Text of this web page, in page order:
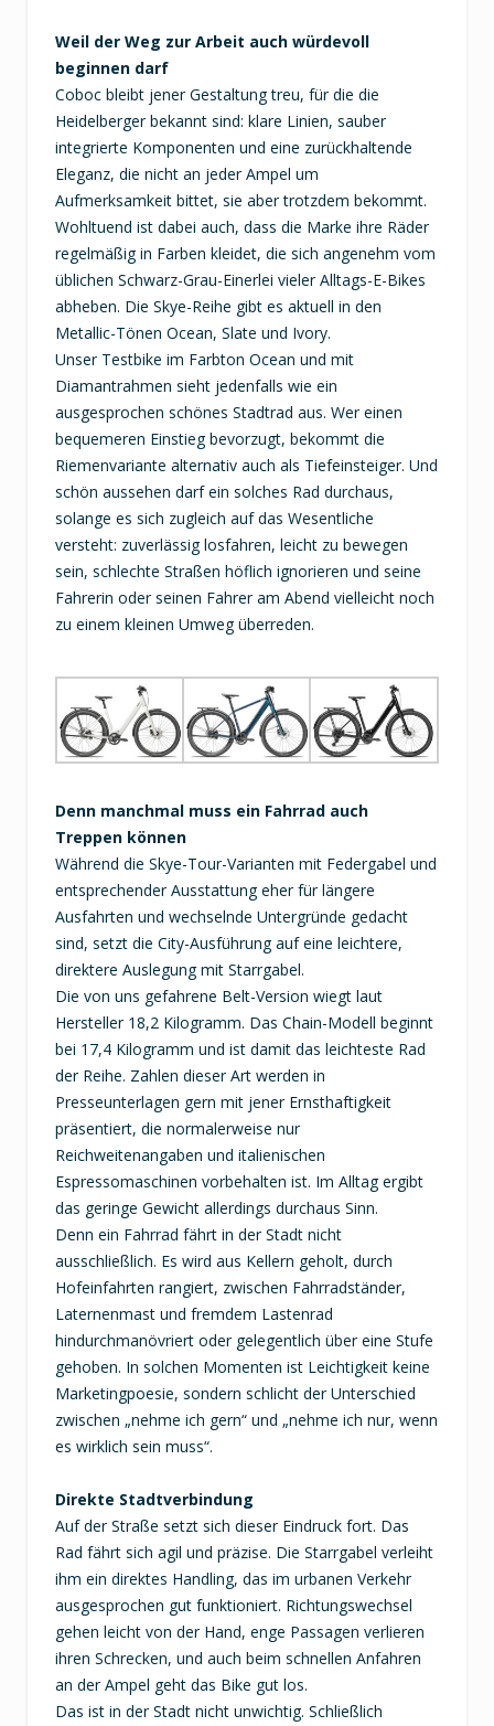
Weil der Weg zur Arbeit auch würdevoll
beginnen darf
Coboc bleibt jener Gestaltung treu, für die die
Heidelberger bekannt sind: klare Linien, sauber
integrierte Komponenten und eine zurückhaltende
Eleganz, die nicht an jeder Ampel um
Aufmerksamkeit bittet, sie aber trotzdem bekommt.
Wohltuend ist dabei auch, dass die Marke ihre Räder
regelmäßig in Farben kleidet, die sich angenehm vom
üblichen Schwarz-Grau-Einerlei vieler Alltags-E-Bikes
abheben. Die Skye-Reihe gibt es aktuell in den
Metallic-Tönen Ocean, Slate und Ivory.
Unser Testbike im Farbton Ocean und mit
Diamantrahmen sieht jedenfalls wie ein
ausgesprochen schönes Stadtrad aus. Wer einen
bequemeren Einstieg bevorzugt, bekommt die
Riemenvariante alternativ auch als Tiefeinsteiger. Und
schön aussehen darf ein solches Rad durchaus,
solange es sich zugleich auf das Wesentliche
versteht: zuverlässig losfahren, leicht zu bewegen
sein, schlechte Straßen höflich ignorieren und seine
Fahrerin oder seinen Fahrer am Abend vielleicht noch
zu einem kleinen Umweg überreden.
Denn manchmal muss ein Fahrrad auch
Treppen können
Während die Skye-Tour-Varianten mit Federgabel und
entsprechender Ausstattung eher für längere
Ausfahrten und wechselnde Untergründe gedacht
sind, setzt die City-Ausführung auf eine leichtere,
direktere Auslegung mit Starrgabel.
Die von uns gefahrene Belt-Version wiegt laut
Hersteller 18,2 Kilogramm. Das Chain-Modell beginnt
bei 17,4 Kilogramm und ist damit das leichteste Rad
der Reihe. Zahlen dieser Art werden in
Presseunterlagen gern mit jener Ernsthaftigkeit
präsentiert, die normalerweise nur
Reichweitenangaben und italienischen
Espressomaschinen vorbehalten ist. Im Alltag ergibt
das geringe Gewicht allerdings durchaus Sinn.
Denn ein Fahrrad fährt in der Stadt nicht
ausschließlich. Es wird aus Kellern geholt, durch
Hofeinfahrten rangiert, zwischen Fahrradständer,
Laternenmast und fremdem Lastenrad
hindurchmanövriert oder gelegentlich über eine Stufe
gehoben. In solchen Momenten ist Leichtigkeit keine
Marketingpoesie, sondern schlicht der Unterschied
zwischen „nehme ich gern“ und „nehme ich nur, wenn
es wirklich sein muss“.
Direkte Stadtverbindung
Auf der Straße setzt sich dieser Eindruck fort. Das
Rad fährt sich agil und präzise. Die Starrgabel verleiht
ihm ein direktes Handling, das im urbanen Verkehr
ausgesprochen gut funktioniert. Richtungswechsel
gehen leicht von der Hand, enge Passagen verlieren
ihren Schrecken, und auch beim schnellen Anfahren
an der Ampel geht das Bike gut los.
Das ist in der Stadt nicht unwichtig. Schließlich